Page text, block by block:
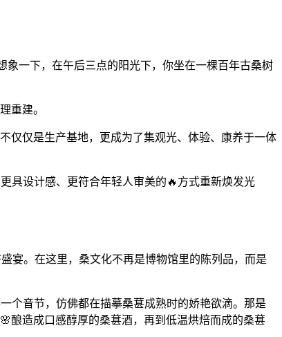
象一下，在午后三点的阳光下，你坐在一棵百年古桑树
重建。
仅仅是生产基地，更成为了集观光、体验、康养于一体
具设计感、更符合年轻人审美的🔥方式重新焕发光
宴。在这里，桑文化不再是博物馆里的陈列品，而是
个音节，仿佛都在描摹桑葚成熟时的娇艳欲滴。那是
酿造成口感醇厚的桑葚酒，再到低温烘焙而成的桑葚